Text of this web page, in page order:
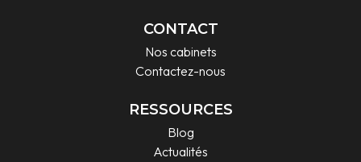
CONTACT
Nos cabinets
Contactez-nous
RESSOURCES
Blog
Actualités